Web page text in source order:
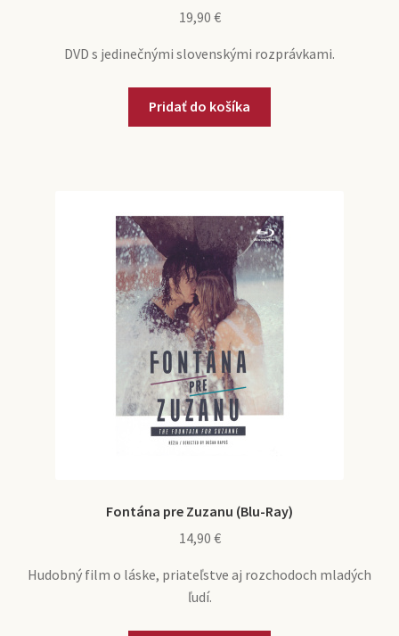
19,90 €
DVD s jedinečnými slovenskými rozprávkami.
Pridať do košíka
Fontána pre Zuzanu (Blu-Ray)
14,90 €
Hudobný film o láske, priateľstve aj rozchodoch mladých
ľudí.